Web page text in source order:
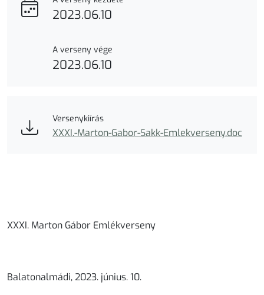
2023.06.10
A verseny vége
2023.06.10
Versenykiírás
XXXI.-Marton-Gabor-Sakk-Emlekverseny.doc
XXXI. Marton Gábor Emlékverseny
Balatonalmádi, 2023. június. 10.